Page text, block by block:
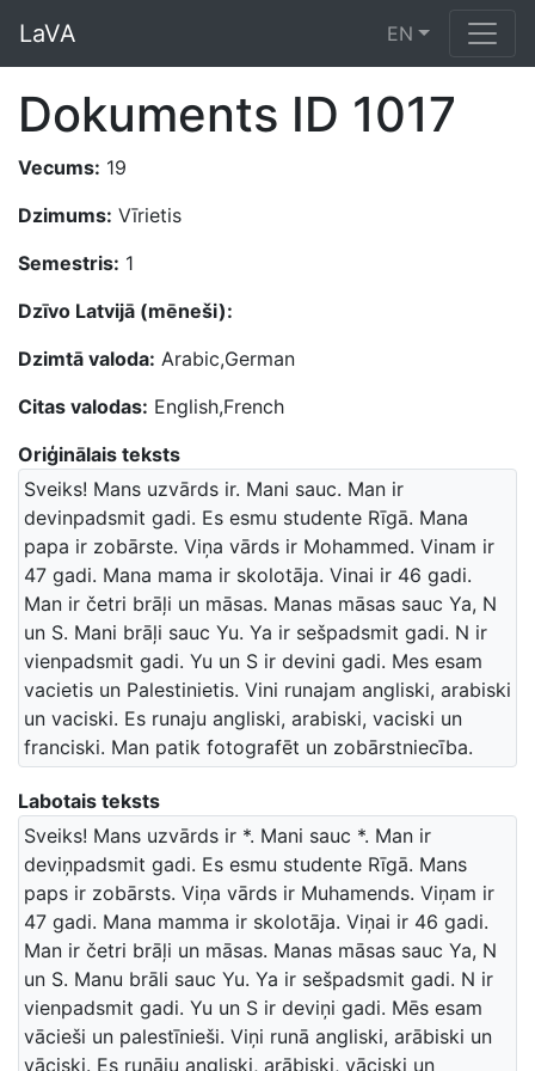
LaVA EN
Dokuments ID 1017
Vecums: 19
Dzimums: Vīrietis
Semestris: 1
Dzīvo Latvijā (mēneši):
Dzimtā valoda: Arabic,German
Citas valodas: English,French
Oriģinālais teksts
Sveiks! Mans uzvārds ir. Mani sauc. Man ir
devinpadsmit gadi. Es esmu studente Rīgā. Mana
papa ir zobārste. Viņa vārds ir Mohammed. Vinam ir
47 gadi. Mana mama ir skolotāja. Vinai ir 46 gadi.
Man ir četri brāļi un māsas. Manas māsas sauc Ya, N
un S. Mani brāļi sauc Yu. Ya ir sešpadsmit gadi. N ir
vienpadsmit gadi. Yu un S ir devini gadi. Mes esam
vacietis un Palestinietis. Vini runajam angliski, arabiski
un vaciski. Es runaju angliski, arabiski, vaciski un
franciski. Man patik fotografēt un zobārstniecība.
Labotais teksts
Sveiks! Mans uzvārds ir *. Mani sauc *. Man ir
deviņpadsmit gadi. Es esmu studente Rīgā. Mans
paps ir zobārsts. Viņa vārds ir Muhamends. Viņam ir
47 gadi. Mana mamma ir skolotāja. Viņai ir 46 gadi.
Man ir četri brāļi un māsas. Manas māsas sauc Ya, N
un S. Manu brāli sauc Yu. Ya ir sešpadsmit gadi. N ir
vienpadsmit gadi. Yu un S ir deviņi gadi. Mēs esam
vācieši un palestīnieši. Viņi runā angliski, arābiski un
vāciski. Es runāju angliski, arābiski, vāciski un